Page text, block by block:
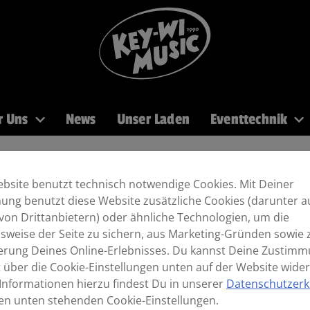
Uns News Unser Laden Eventtechnik
PA Recording Mikros DJ Licht Brass
benutzt technisch notwendige Cookies. Mit Deiner
benutzt diese Website zusätzliche Cookies (darunter
Drittanbietern) oder ähnliche Technologien, um die
der Seite zu sichern, aus Marketing-Gründen sowie
Deines Online-Erlebnisses. Du kannst Deine
die Cookie-Einstellungen unten auf der Website
hierzu findest Du in unserer
unten stehenden Cookie-Einstellungen.